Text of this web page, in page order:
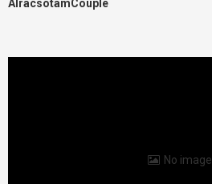
AlracsotamCouple
No image